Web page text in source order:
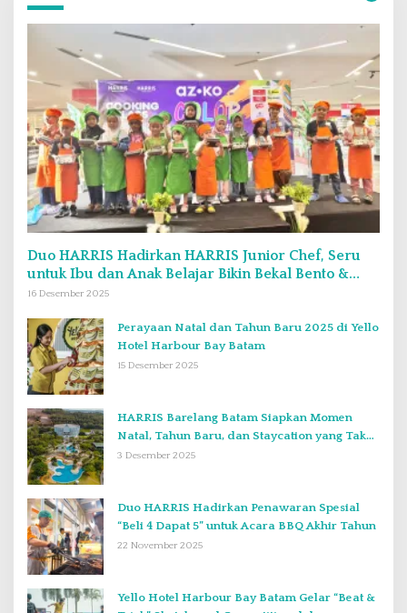
Duo HARRIS Hadirkan HARRIS Junior Chef, Seru
untuk Ibu dan Anak Belajar Bikin Bekal Bento &
Kimbab
16 Desember 2025
Perayaan Natal dan Tahun Baru 2025 di Yello
Hotel Harbour Bay Batam
15 Desember 2025
HARRIS Barelang Batam Siapkan Momen
Natal, Tahun Baru, dan Staycation yang Tak
Terlupakan di Desember 2025
3 Desember 2025
Duo HARRIS Hadirkan Penawaran Spesial
“Beli 4 Dapat 5” untuk Acara BBQ Akhir Tahun
22 November 2025
Yello Hotel Harbour Bay Batam Gelar “Beat &